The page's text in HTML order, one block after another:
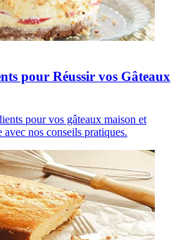
pour Réussir vos Gâteaux
pour vos gâteaux maison et
avec nos conseils pratiques.